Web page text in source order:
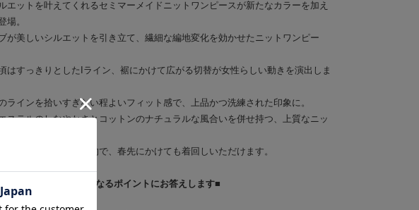
エットを叶えてくれるセミマーメイドニットワンピースが新たなカラーを加え
場。
が美しいシルエットを引き立て、繊細な編地変化を効かせたニットワンピー
はすっきりとしたIライン、裾にかけて広がる切替が女性らしい動きを演出しま
ラインを拾いすぎない程よいフィット感で、上品かつ洗練された印象に。
ステルのしなやかさとコットンのナチュラルな風合いを併せ持つ、上質なニッ
とした肌触りが印象的で、春先にかけても着回しいただけます。
びいただく前に、気になるポイントにお答えします■